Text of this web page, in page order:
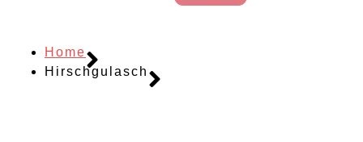
Home
Hirschgulasch